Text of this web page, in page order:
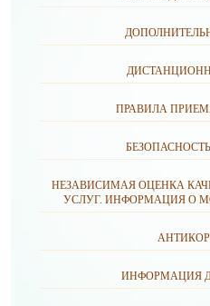
ПРАВИЛА
НЕЗАВИСИМАЯ ОЦЕНКА
УСЛУГ. ИНФОРМАЦИЯ О
ИНФОРМАЦИЯ